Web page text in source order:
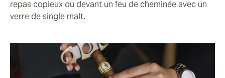
repas copieux ou devant un feu de cheminée avec un
verre de single malt.